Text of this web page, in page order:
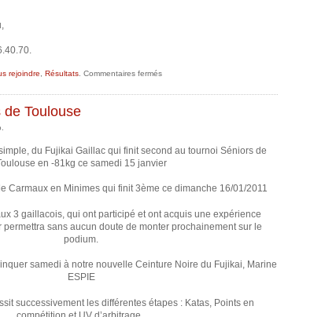
rejoindre Résultats Commentaires ferméssur
de Toulouse
du Fujikai Gaillac qui finit second au tournoi Séniors de
en -81kg ce samedi 15 janvier
Carmaux en Minimes qui finit 3ème ce dimanche 16/01/2011
3 gaillacois, qui ont participé et ont acquis une expérience
sans aucun doute de monter prochainement sur le
podium.
samedi à notre nouvelle Ceinture Noire du Fujikai, Marine
ESPIE
successivement les différentes étapes : Katas, Points en